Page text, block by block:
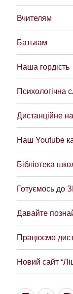
Вчителям
Батькам
Наша гордість
Психологічна
Дистанційне
Наш Youtube
Бібліотека
Готуємось до
Давайте
Працюємо
Новий сайт